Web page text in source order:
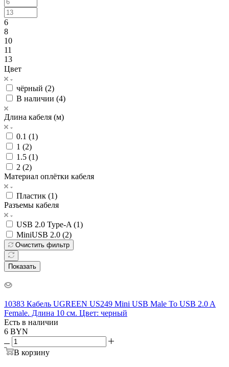
6
8
10
11
13
Цвет
чёрный (2)
В наличии (4)
Длина кабеля (м)
0.1 (1)
1 (2)
1.5 (1)
2 (2)
Материал оплётки кабеля
Пластик (1)
Разъемы кабеля
USB 2.0 Type-A (1)
MiniUSB 2.0 (2)
Очистить фильтр
Показать
10383 Кабель UGREEN US249 Mini USB Male To USB 2.0 A
Female. Длина 10 см. Цвет: черный
Есть в наличии
6 BYN
В корзину